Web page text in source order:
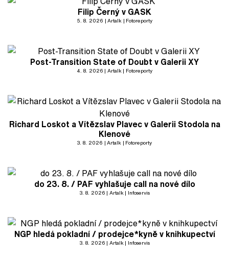
Filip Černý v GASK
5. 8. 2026 Artalk Fotoreporty
Post-Transition State of Doubt v Galerii XY
4. 8. 2026 Artalk Fotoreporty
Richard Loskot a Vítězslav Plavec v Galerii Stodola na
Klenové
3. 8. 2026 Artalk Fotoreporty
do 23. 8. / PAF vyhlašuje call na nové dílo
3. 8. 2026 Artalk Infoservis
NGP hledá pokladní / prodejce*kyně v knihkupectví
3. 8. 2026 Artalk Infoservis